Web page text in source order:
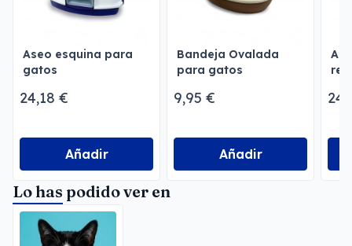
Aseo esquina para
gatos
24,18 €
Añadir
Bandeja Ovalada
para gatos
9,95 €
Añadir
Lo has podido ver en